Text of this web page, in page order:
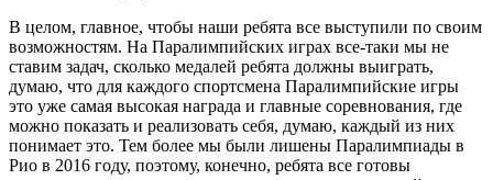
В целом, главное, чтобы наши ребята все выступили по своим
возможностям. На Паралимпийских играх все-таки мы не
ставим задач, сколько медалей ребята должны выиграть,
думаю, что для каждого спортсмена Паралимпийские игры
это уже самая высокая награда и главные соревнования, где
можно показать и реализовать себя, думаю, каждый из них
понимает это. Тем более мы были лишены Паралимпиады в
Рио в 2016 году, поэтому, конечно, ребята все готовы